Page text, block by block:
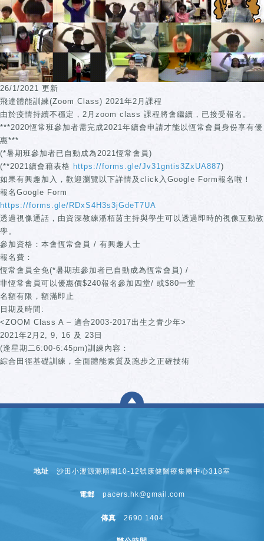
26/1/2021 更新
飛達體能訓練(Zoom Class) 2021年2月課程
由於疫情持續不穩定，2月zoom class 課程將會繼續，已接受報名。
***2020恆常班參加者需完成2021年續會申請才能以恆常會員身份享有優
惠***
(*暑期班參加者已自動成為2021恆常會員)
(**2021續會藉表格 https://forms.gle/Jv31gntis3ZxUA887)
如果有興趣加入，歡迎瀏覽以下詳情及click入Google Form報名啦！
報名Google Form
https://forms.gle/RDxS4H3s3jGdeT7UA
透過視像通話，由資深教練潘栢茵主持與學生可以透過即時的視像互動教
學。
參加資格：本會恆常會員 / 有興趣人士
報名費：
恆常會員全免(*暑期班參加者已自動成為恆常會員) /
非恆常會員可以優惠價$240報名參加四堂/ 或$80一堂
名額有限，額滿即止
日期及時間:
<ZOOM Class A – 適合‪2003-2017‬出生之青少年>
2021年2月2, 9, 16 及 23日
(逢‪星期二6:00-6:45pm‬)訓練內容：
綜合田徑基礎訓練，全面體能素質及跑步之正確技術
地址 沙田小瀝源源順圍10-12號康健醫療集團中心318室
電郵 pacers.hk@gmail.com
傳真 2690 1404